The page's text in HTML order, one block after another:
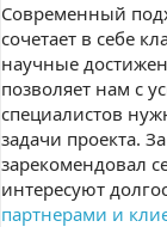
Современный
сочетает в себе
научные
позволяет нам с
специалистов
задачи проекта.
зарекомендовал
интересуют
партнерами и